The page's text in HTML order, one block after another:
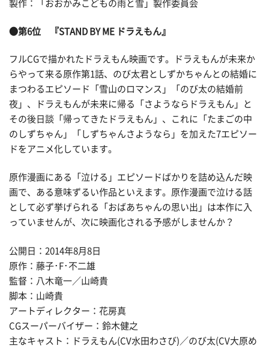
製作：「おおかみこどもの雨と雪」製作委員会
●第6位 『STAND BY ME ドラえもん』
フルCGで描かれたドラえもん映画です。ドラえもんが未来か
らやって来る原作第1話、のび太君としずかちゃんとの結婚に
まつわるエピソード「雪山のロマンス」「のび太の結婚前
夜」、ドラえもんが未来に帰る「さようならドラえもん」と
その後日談「帰ってきたドラえもん」、これに「たまごの中
のしずちゃん」「しずちゃんさようなら」を加えた7エピソー
ドをアニメ化しています。
原作漫画にある「泣ける」エピソードばかりを詰め込んだ映
画で、ある意味ずるい作品といえます。原作漫画で泣ける話
として必ず挙げられる「おばあちゃんの思い出」は本作に入
っていませんが、次に映画化される予感がしませんか？
公開日：2014年8月8日
原作：藤子･F･不二雄
監督：八木竜一／山崎貴
脚本：山崎貴
アートディレクター：花房真
CGスーパーバイザー：鈴木健之
主なキャスト：ドラえもん(CV水田わさび)／のび太(CV大原め